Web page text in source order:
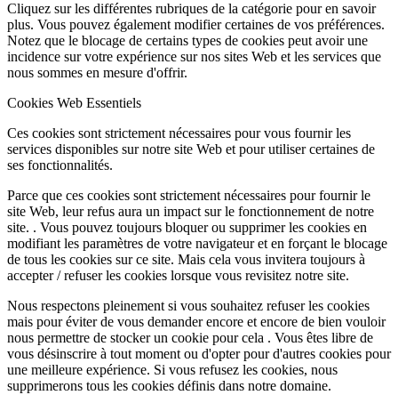
Cliquez sur les différentes rubriques de la catégorie pour en savoir
plus. Vous pouvez également modifier certaines de vos préférences.
Notez que le blocage de certains types de cookies peut avoir une
incidence sur votre expérience sur nos sites Web et les services que
nous sommes en mesure d'offrir.
Cookies Web Essentiels
Ces cookies sont strictement nécessaires pour vous fournir les
services disponibles sur notre site Web et pour utiliser certaines de
ses fonctionnalités.
Parce que ces cookies sont strictement nécessaires pour fournir le
site Web, leur refus aura un impact sur le fonctionnement de notre
site. . Vous pouvez toujours bloquer ou supprimer les cookies en
modifiant les paramètres de votre navigateur et en forçant le blocage
de tous les cookies sur ce site. Mais cela vous invitera toujours à
accepter / refuser les cookies lorsque vous revisitez notre site.
Nous respectons pleinement si vous souhaitez refuser les cookies
mais pour éviter de vous demander encore et encore de bien vouloir
nous permettre de stocker un cookie pour cela . Vous êtes libre de
vous désinscrire à tout moment ou d'opter pour d'autres cookies pour
une meilleure expérience. Si vous refusez les cookies, nous
supprimerons tous les cookies définis dans notre domaine.